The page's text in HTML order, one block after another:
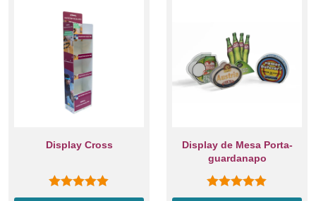
Display Cross
0out of 5
Display de Mesa Porta-
guardanapo
0out of 5